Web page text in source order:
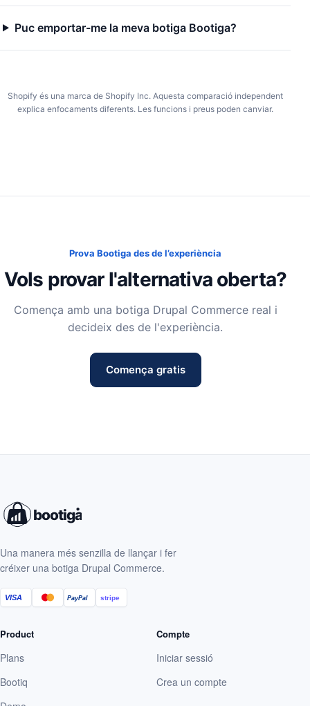
Puc emportar-me la meva botiga Bootiga?
Shopify és una marca de Shopify Inc. Aquesta comparació independent
explica enfocaments diferents. Les funcions i preus poden canviar.
Prova Bootiga des de l’experiència
Vols provar l'alternativa oberta?
Comença amb una botiga Drupal Commerce real i
decideix des de l'experiència.
Comença gratis
Una manera més senzilla de llançar i fer
créixer una botiga Drupal Commerce.
VISA PayPal stripe
Product
Plans
Bootiq
Compte
Iniciar sessió
Crea un compte